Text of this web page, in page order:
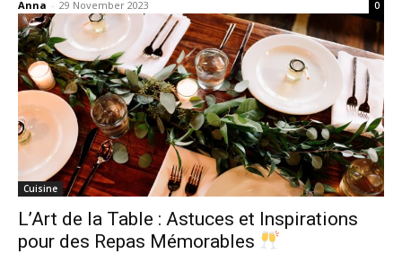
Anna - 29 November 2023 0
Cuisine
L’Art de la Table : Astuces et Inspirations
pour des Repas Mémorables